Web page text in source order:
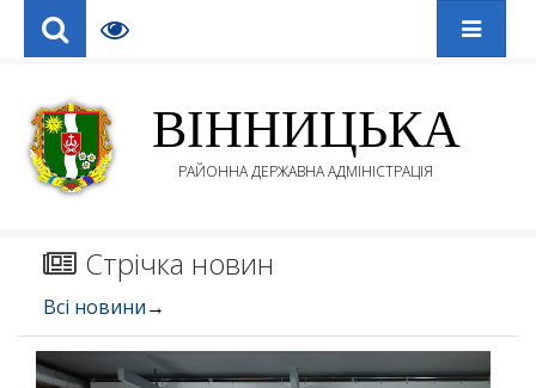
ВІННИЦЬКА
РАЙОННА ДЕРЖАВНА АДМІНІСТРАЦІЯ
Стрічка новин
Всі новини→